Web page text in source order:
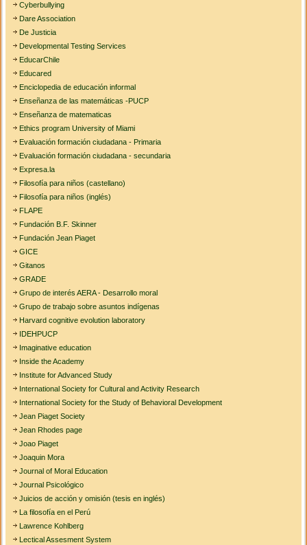
Cyberbullying
Dare Association
De Justicia
Developmental Testing Services
EducarChile
Educared
Enciclopedia de educación informal
Enseñanza de las matemáticas -PUCP
Enseñanza de matematicas
Ethics program University of Miami
Evaluación formación ciudadana - Primaria
Evaluación formación ciudadana - secundaria
Expresa.la
Filosofía para niños (castellano)
Filosofía para niños (inglés)
FLAPE
Fundación B.F. Skinner
Fundación Jean Piaget
GICE
Gitanos
GRADE
Grupo de interés AERA - Desarrollo moral
Grupo de trabajo sobre asuntos indígenas
Harvard cognitive evolution laboratory
IDEHPUCP
Imaginative education
Inside the Academy
Institute for Advanced Study
International Society for Cultural and Activity Research
International Society for the Study of Behavioral Development
Jean Piaget Society
Jean Rhodes page
Joao Piaget
Joaquin Mora
Journal of Moral Education
Journal Psicológico
Juicios de acción y omisión (tesis en inglés)
La filosofía en el Perú
Lawrence Kohlberg
Lectical Assesment System